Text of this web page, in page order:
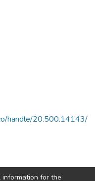
handle/20.500.14143/
for the